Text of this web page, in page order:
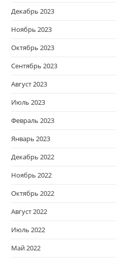
Декабрь 2023
Ноябрь 2023
Октябрь 2023
Сентябрь 2023
Август 2023
Июль 2023
Февраль 2023
Январь 2023
Декабрь 2022
Ноябрь 2022
Октябрь 2022
Август 2022
Июль 2022
Май 2022